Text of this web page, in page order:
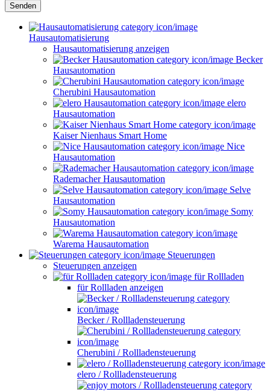
Senden
Hausautomatisierung
Hausautomatisierung anzeigen
Becker
Hausautomation
Cherubini Hausautomation
elero
Hausautomation
Kaiser Nienhaus Smart Home
Nice
Hausautomation
Rademacher Hausautomation
Selve
Hausautomation
Somy
Hausautomation
Warema Hausautomation
Steuerungen
Steuerungen anzeigen
für Rollladen
für Rollladen anzeigen
Becker / Rollladensteuerung
Cherubini / Rollladensteuerung
elero / Rollladensteuerung